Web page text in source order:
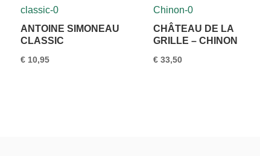
ANTOINE SIMONEAU
CLASSIC
€10,95
CHÂTEAU DE LA
GRILLE – CHINON
€ 33,50